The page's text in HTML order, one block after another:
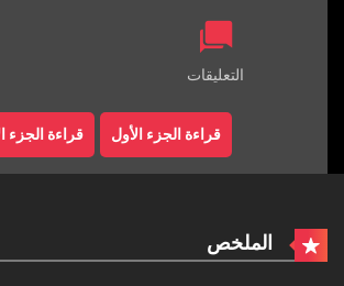
التعليقات
قراءة الجزء الأول قراءة الجزء
الملخص